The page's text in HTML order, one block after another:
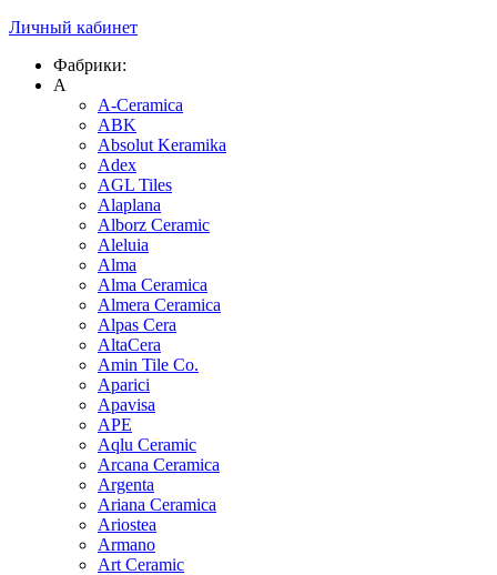
Личный кабинет
Фабрики:
A
A-Ceramica
ABK
Absolut Keramika
Adex
AGL Tiles
Alaplana
Alborz Ceramic
Aleluia
Alma
Alma Ceramica
Almera Ceramica
Alpas Cera
AltaCera
Amin Tile Co.
Aparici
Apavisa
APE
Aqlu Ceramic
Arcana Ceramica
Argenta
Ariana Ceramica
Ariostea
Armano
Art Ceramic